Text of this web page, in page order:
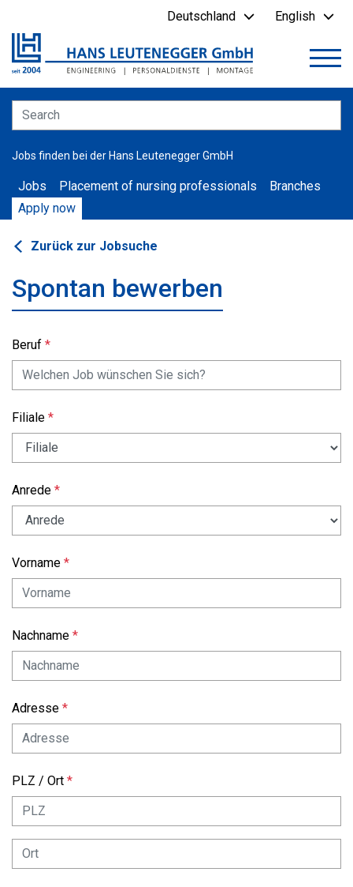
Deutschland English
Jobs finden bei der Hans Leutenegger GmbH
Jobs Placement of nursing professionals
Branches
Apply now
Zurück zur Jobsuche
Spontan bewerben
Beruf
Filiale
Anrede
Vorname
Nachname
Adresse
PLZ / Ort